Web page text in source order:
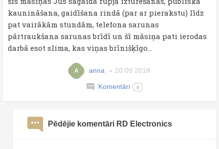
kaunināšana, gaidīšana rindā (par ar pierakstu) līdz
pat vairākām stundām, telefona sarunas
pārtraukšana sarunas brīdī un šī māsiņa pati ierodas
darbā esot slima, kas viņas brīnišķīgo...
A anna 20.09.2018
Komentāri 4
Pēdējie komentāri RD Electronics